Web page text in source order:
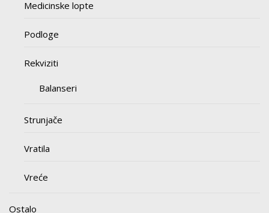
Medicinske lopte
Podloge
Rekviziti
Balanseri
Strunjače
Vratila
Vreće
Ostalo